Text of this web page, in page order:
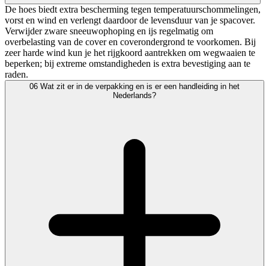
De hoes biedt extra bescherming tegen temperatuurschommelingen,
vorst en wind en verlengt daardoor de levensduur van je spacover.
Verwijder zware sneeuwophoping en ijs regelmatig om
overbelasting van de cover en coverondergrond te voorkomen. Bij
zeer harde wind kun je het rijgkoord aantrekken om wegwaaien te
beperken; bij extreme omstandigheden is extra bevestiging aan te
raden.
06 Wat zit er in de verpakking en is er een handleiding in het
Nederlands?